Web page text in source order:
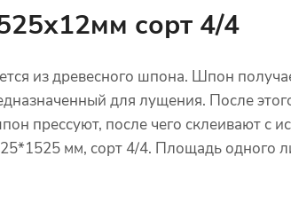
сорт 4/4
из древесного шпона. Шпон
для лущения. После
прессуют, после чего склеивают с
мм, сорт 4/4. Площадь одного